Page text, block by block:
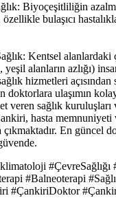
Biyoçeşitliliğin
bulaşıcı
Kentsel alanlardaki
alanların azlığı)
hizmetleri
doktorlara ulaşımın
veren sağlık
hasta memnuniyeti
En güncel
#ÇevreSağlığı
#Balneoterapi
#ÇankiriDoktor